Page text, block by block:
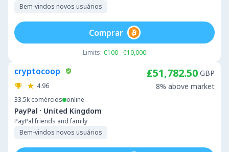
Bem-vindos novos usuários
Limits: €100 - €10,000
Comprar
cryptocoop
4.96
33.5k comércios online
PayPal · United Kingdom
PayPal friends and family
Bem-vindos novos usuários
£51,782.50 GBP
8% above market